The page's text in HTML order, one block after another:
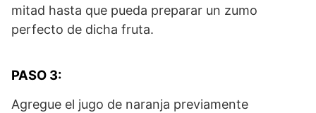
mitad hasta que pueda preparar un zumo
perfecto de dicha fruta.
PASO 3:
Agregue el jugo de naranja previamente